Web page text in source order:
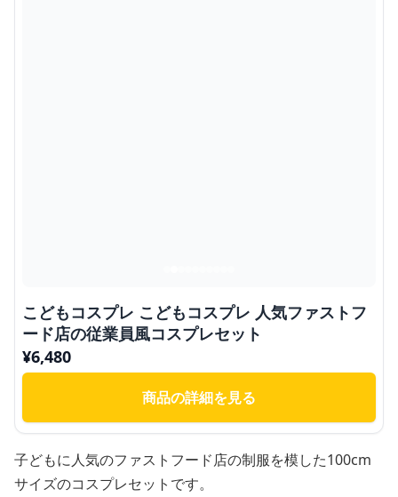
こどもコスプレ こどもコスプレ 人気ファストフ
ード店の従業員風コスプレセット
¥6,480
商品の詳細を見る
子どもに人気のファストフード店の制服を模した100cm
サイズのコスプレセットです。